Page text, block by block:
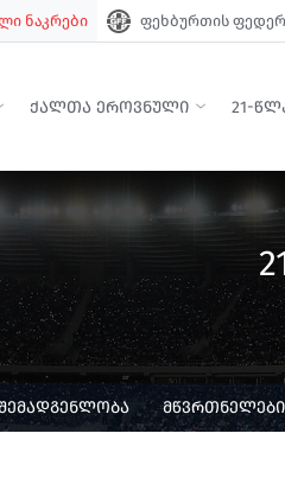
ნაკრები ფეხბურთის
ᲥᲐᲚᲗᲐ ᲔᲠᲝᲕᲜᲣᲚᲘ 21-
ᲛᲬᲕᲠᲗᲜᲔᲚᲔᲑᲘ